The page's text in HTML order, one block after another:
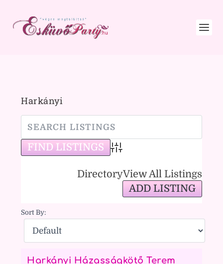
Harkányi
Advanced Search
DirectoryView All Listings
ADD LISTING
Sort By:
Harkányi Házasságkötő Terem